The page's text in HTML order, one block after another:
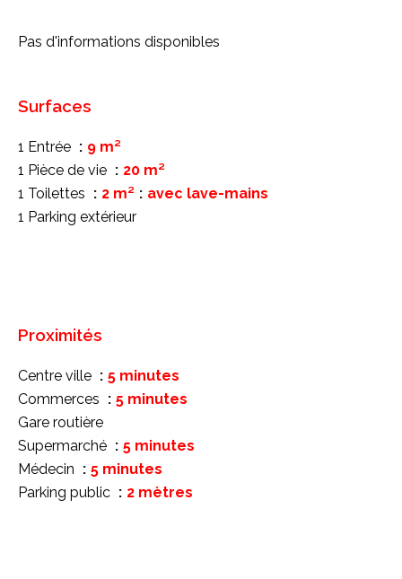
Pas d'informations disponibles
Surfaces
1 Entrée
9 m²
1 Pièce de vie
20 m²
1 Toilettes
2 m²
avec lave-mains
1 Parking extérieur
Proximités
Centre ville
5 minutes
Commerces
5 minutes
Gare routière
Supermarché
5 minutes
Médecin
5 minutes
Parking public
2 mètres